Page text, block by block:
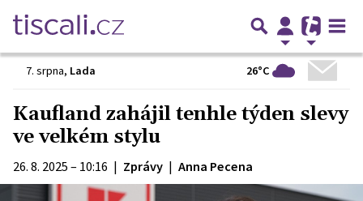
7. srpna, Lada 26°C
Kaufland zahájil tenhle týden slevy
ve velkém stylu
26. 8. 2025 – 10:16 | Zprávy | Anna Pecena